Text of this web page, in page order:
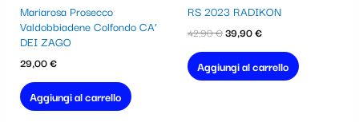
Mariarosa Prosecco
Valdobbiadene Colfondo CA’
DEI ZAGO
29,00€
Aggiungi al carrello
RS 2023 RADIKON
42,90€
era:
39,90€
è:
Aggiungi al carrello